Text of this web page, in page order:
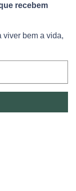
recebem
viver bem a vida,